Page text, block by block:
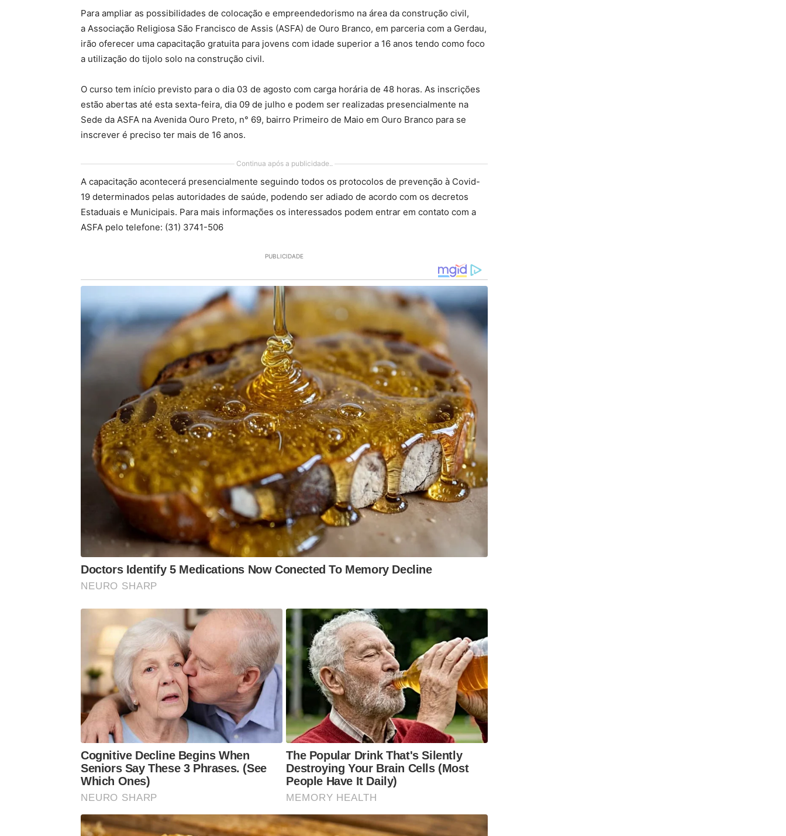
Para ampliar as possibilidades de colocação e empreendedorismo na área da construção civil,
a Associação Religiosa São Francisco de Assis (ASFA) de Ouro Branco, em parceria com a Gerdau,
irão oferecer uma capacitação gratuita para jovens com idade superior a 16 anos tendo como foco
a utilização do tijolo solo na construção civil.
O curso tem início previsto para o dia 03 de agosto com carga horária de 48 horas. As inscrições
estão abertas até esta sexta-feira, dia 09 de julho e podem ser realizadas presencialmente na
Sede da ASFA na Avenida Ouro Preto, n° 69, bairro Primeiro de Maio em Ouro Branco para se
inscrever é preciso ter mais de 16 anos.
Continua após a publicidade..
A capacitação acontecerá presencialmente seguindo todos os protocolos de prevenção à Covid-
19 determinados pelas autoridades de saúde, podendo ser adiado de acordo com os decretos
Estaduais e Municipais. Para mais informações os interessados podem entrar em contato com a
ASFA pelo telefone: (31) 3741-506
PUBLICIDADE